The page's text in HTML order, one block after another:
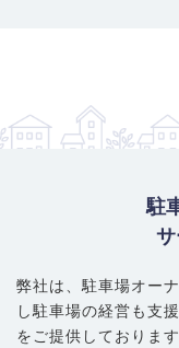
駐
弊社は、駐車場オー
し駐車場の経営も支
をご提供しております